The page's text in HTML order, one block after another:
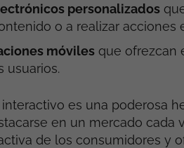
personalizados
o a realizar acciones
móvilesque ofrezcan
usuarios.
es una poderosa
en un mercado cada
de los consumidores y